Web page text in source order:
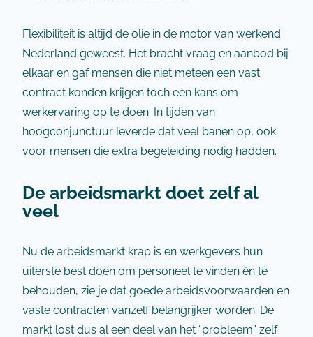
Flexibiliteit is altijd de olie in de motor van werkend
Nederland geweest. Het bracht vraag en aanbod bij
elkaar en gaf mensen die niet meteen een vast
contract konden krijgen tóch een kans om
werkervaring op te doen. In tijden van
hoogconjunctuur leverde dat veel banen op, ook
voor mensen die extra begeleiding nodig hadden.
De arbeidsmarkt doet zelf al
veel
Nu de arbeidsmarkt krap is en werkgevers hun
uiterste best doen om personeel te vinden én te
behouden, zie je dat goede arbeidsvoorwaarden en
vaste contracten vanzelf belangrijker worden. De
markt lost dus al een deel van het “probleem” zelf